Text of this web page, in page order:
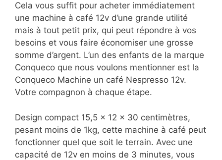
Cela vous suffit pour acheter immédiatement
une machine à café 12v d’une grande utilité
mais à tout petit prix, qui peut répondre à vos
besoins et vous faire économiser une grosse
somme d’argent. L’un des enfants de la marque
Conqueco que nous voulons mentionner est la
Conqueco Machine un café Nespresso 12v.
Votre compagnon à chaque étape.
Design compact 15,5 x 12 x 30 centimètres,
pesant moins de 1kg, cette machine à café peut
fonctionner quel que soit le terrain. Avec une
capacité de 12v en moins de 3 minutes, vous